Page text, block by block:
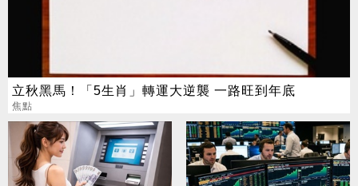
立秋黑馬！「5生肖」轉運大逆襲 一路旺到年底
焦點